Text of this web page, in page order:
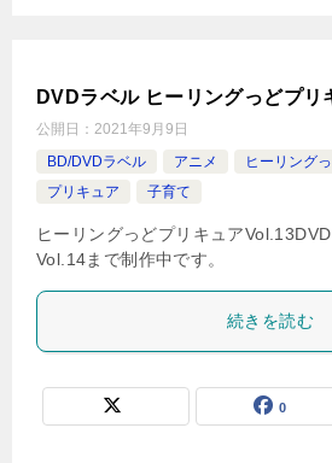
DVDラベル ヒーリングっどプリ
公開日： 2021年9月9日
BD/DVDラベル
アニメ
ヒーリング
プリキュア
子育て
ヒーリングっどプリキュア
Vol.14まで制作中です。
続きを読む
0